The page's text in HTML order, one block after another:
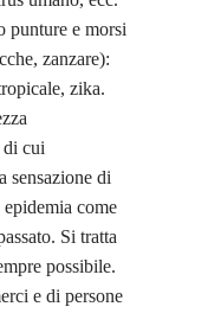
punture e morsi
zanzare):
zika.
cui
sensazione di
epidemia come
Si tratta
possibile.
e di persone